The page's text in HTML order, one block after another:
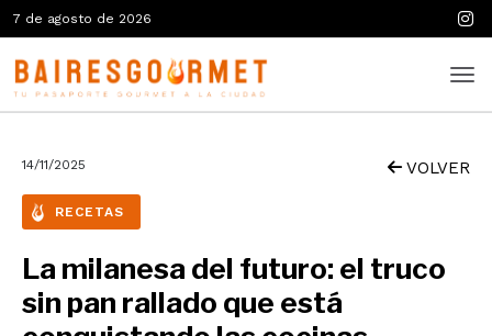
7 de agosto de 2026
14/11/2025 VOLVER
RECETAS
La milanesa del futuro: el truco
sin pan rallado que está